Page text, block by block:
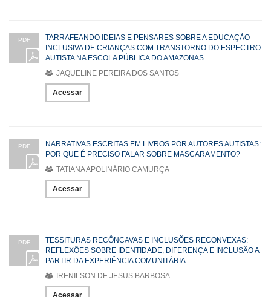
PDF
TARRAFEANDO IDEIAS E PENSARES SOBRE A EDUCAÇÃO
INCLUSIVA DE CRIANÇAS COM TRANSTORNO DO ESPECTRO
AUTISTA NA ESCOLA PÚBLICA DO AMAZONAS
JAQUELINE PEREIRA DOS SANTOS
Acessar
PDF
NARRATIVAS ESCRITAS EM LIVROS POR AUTORES AUTISTAS:
POR QUE É PRECISO FALAR SOBRE MASCARAMENTO?
TATIANA APOLINÁRIO CAMURÇA
Acessar
PDF
TESSITURAS RECÔNCAVAS E INCLUSÕES RECONVEXAS:
REFLEXÕES SOBRE IDENTIDADE, DIFERENÇA E INCLUSÃO A
PARTIR DA EXPERIÊNCIA COMUNITÁRIA
IRENILSON DE JESUS BARBOSA
Acessar